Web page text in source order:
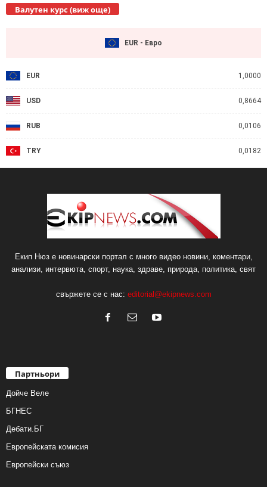
Валутен курс (виж още)
EUR - Евро
EUR 1,0000
USD 0,8664
RUB 0,0106
TRY 0,0182
Екип Нюз е новинарски портал с много видео новини, коментари,
анализи, интервюта, спорт, наука, здраве, природа, политика, свят
свържете се с нас: editorial@ekipnews.com
Партньори
Дойче Веле
БГНЕС
Дебати.БГ
Европейската комисия
Европейски съюз